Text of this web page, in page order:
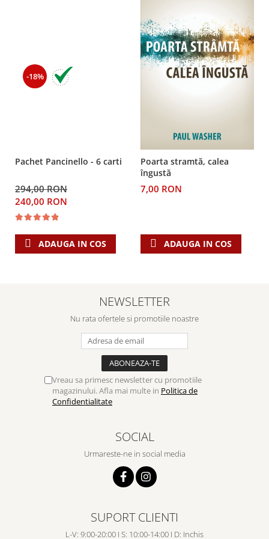
-18%
Pachet Pancinello - 6 carti
294,00 RON
240,00 RON
ADAUGA IN COS
Poarta stramtă, calea
îngustă
7,00 RON
ADAUGA IN COS
NEWSLETTER
Nu rata ofertele si promotiile noastre
Vreau sa primesc newsletter cu promotiile
magazinului. Afla mai multe in Politica de
Confidentialitate
SOCIAL
Urmareste-ne in social media
SUPORT CLIENTI
L-V: 9:00-20:00 I S: 10:00-14:00 I D: Inchis